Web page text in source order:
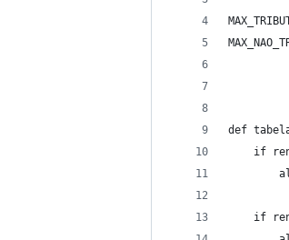
def
if
if